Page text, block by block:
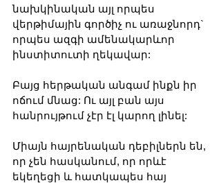
նախկինական այլ որպես
վերթիմային գործիչ ու առաջնորդ`
որպես ազգի ամենակարևոր
ինստիտուտի ղեկավար:
Բայց հերթական անգամ ինքն իր
ոճում մնաց: Ու այլ բան այս
հանրույթում չէր էլ կարող լինել:
Միայն հայրենական դեբիլներն են,
որ չեն հասկանում, որ որևէ
եկեղեցի և հատկապես հայ